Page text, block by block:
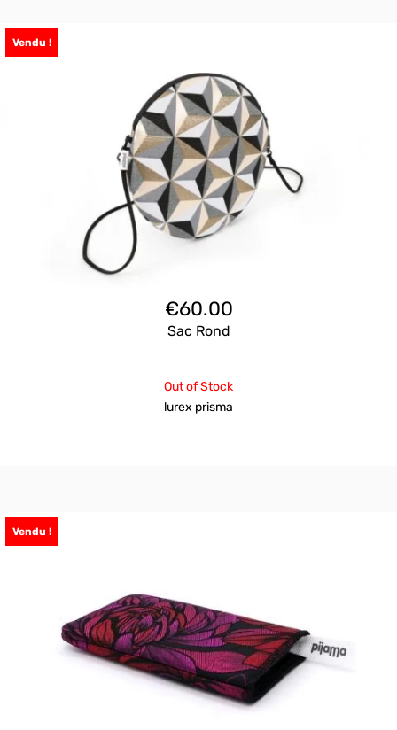
Vendu !
€60.00
Sac Rond
Out of Stock
lurex prisma
Vendu !